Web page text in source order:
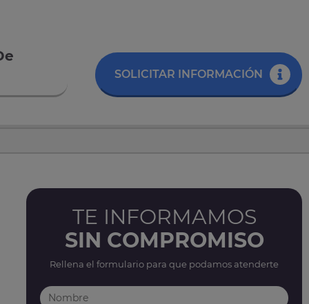
SOLICITAR INFORMACIÓN
TE INFORMAMOS
SIN COMPROMISO
Rellena el formulario para que podamos atenderte